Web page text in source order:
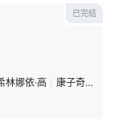
已完结
林娜依·高 / 康子奇 /